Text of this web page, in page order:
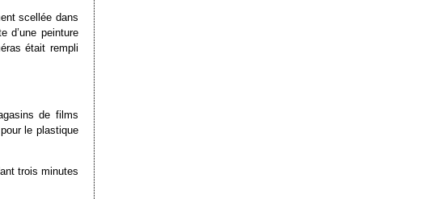
scellée dans
d’une peinture
était rempli
de films
le plastique
trois minutes